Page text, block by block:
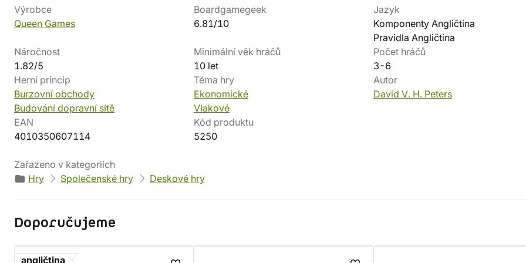
Výrobce
Queen Games
Boardgamegeek
6.81/10
Jazyk
Komponenty Angličtina
Pravidla Angličtina
Náročnost
1.82/5
Minimální věk hráčů
10 let
Počet hráčů
3-6
Herní princip
Burzovní obchody
Budování dopravní sítě
Téma hry
Ekonomické
Vlakové
Autor
David V. H. Peters
EAN
4010350607114
Kód produktu
5250
Zařazeno v kategoriích
Hry
Společenské hry Deskové hry
Doporučujeme
angličtina